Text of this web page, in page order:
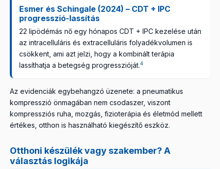
Esmer és Schingale (2024) – CDT + IPC
progresszió-lassítás
22 lipödémás nő egy hónapos CDT + IPC kezelése után
az intracelluláris és extracelluláris folyadékvolumen is
csökkent, ami azt jelzi, hogy a kombinált terápia
lassíthatja a betegség progresszióját.4
Az evidenciák egybehangzó üzenete: a pneumatikus
kompresszió önmagában nem csodaszer, viszont
kompressziós ruha, mozgás, fizioterápia és életmód mellett
értékes, otthon is használható kiegészítő eszköz.
Otthoni készülék vagy szakember? A
választás logikája